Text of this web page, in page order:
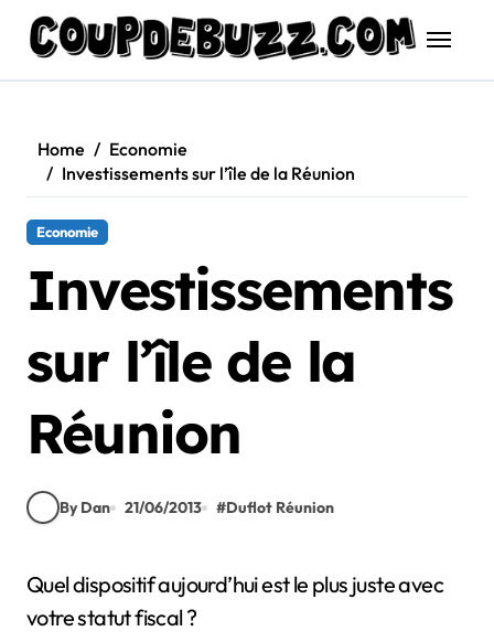
content
Home
Economie
Investissements sur l’île de la Réunion
Economie
Investissements
sur l’île de la
Réunion
By Dan 21/06/2013 #Duflot Réunion
Quel dispositif aujourd’hui est le plus juste avec
votre statut fiscal ?